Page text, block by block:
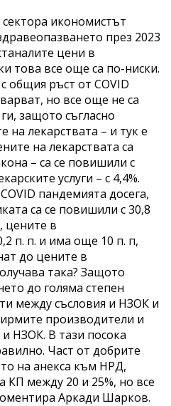
икономистът
през 2023
цени в
това все още са по-ниски.
общия ръст от COVID
но все още не са
защото съгласно
на лекарствата – и тук е
на лекарствата са
– са се повишили с
услуги – с 4,4%.
пандемията досега,
са се повишили с 30,8
цените в
п. п. и има още 10 п. п,
до цените в
така? Защото
до голяма степен
между съсловия и НЗОК и
производители и
НЗОК. В тази посока
Част от добрите
на анекса към НРД,
между 20 и 25%, но все
Аркади Шарков.